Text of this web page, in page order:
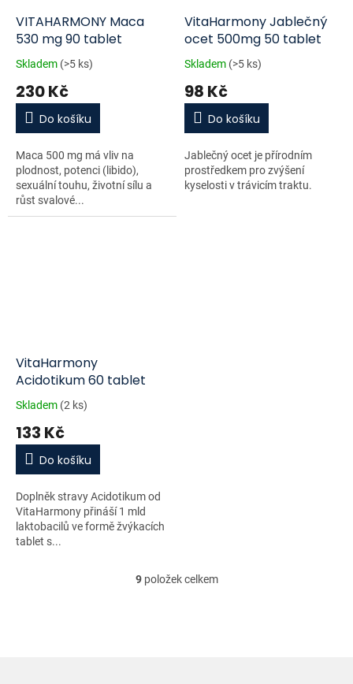
VITAHARMONY Maca
530 mg 90 tablet
Skladem (>5 ks)
230 Kč
Do košíku
Maca 500 mg má vliv na
plodnost, potenci (libido),
sexuální touhu, životní sílu a
růst svalové...
VitaHarmony Jablečný
ocet 500mg 50 tablet
Skladem (>5 ks)
98 Kč
Do košíku
Jablečný ocet je přírodním
prostředkem pro zvýšení
kyselosti v trávicím traktu.
VitaHarmony
Acidotikum 60 tablet
Skladem (2 ks)
133 Kč
Do košíku
Doplněk stravy Acidotikum od
VitaHarmony přináší 1 mld
laktobacilů ve formě žvýkacích
tablet s...
O
9položek celkem